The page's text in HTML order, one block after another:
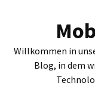
BEITRÄGE
Willkommen in
Blog, in dem